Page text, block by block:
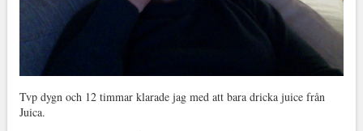
Tvp dygn och 12 timmar klarade jag med att bara dricka juice från
Juica.